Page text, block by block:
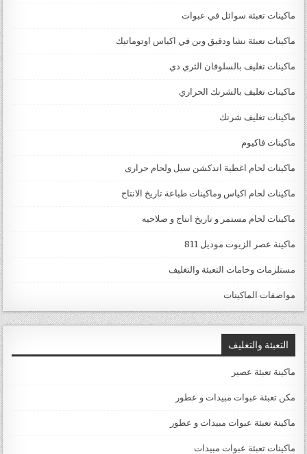
ماكينات تعبئة سوائل في عبوات
ماكينات تعبئة نشا ودقيق وبن في اكياس اوتوماتيك
ماكينات تغليف بالسلوفان الثري دي
ماكينات تغليف بالشرنك الحراري
ماكينات تغليف شرنك
ماكينات فاكيوم
ماكينات لحام اغطية اندكشن سيل ولحام حرارى
ماكينات لحام اكياس وماكينات طباعة تاريخ الانتاج
ماكينات لحام مستمر و تاريخ انتاج و صلاحيه
ماكينة عصر الزيوت موديل 811
مستلزمات وخامات التعبئة والتغليف
مواصفات الماكينات
التعبئة والتغليف
ماكينة تعبئة عصير
مكن تعبئة عبوات مبيدات و عطور
ماكينة تعبئة عبوات مبيدات و عطور
ماكينات تعبئة عبوات مبيدات